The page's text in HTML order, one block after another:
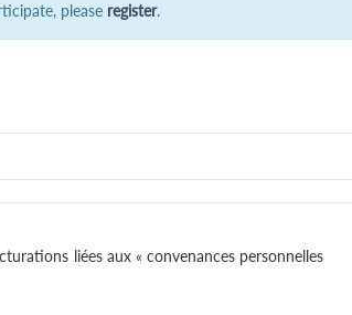
please register.
liées aux « convenances personnelles